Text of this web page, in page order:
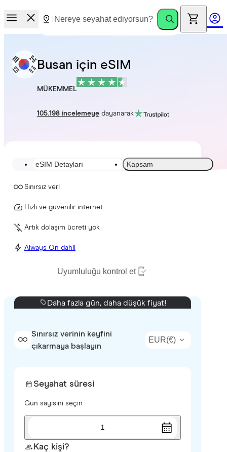
Busan için eSIM
MÜKEMMEL
105.198 incelemeyedayanarak
eSIM Detayları Kapsam
Sınırsız veri
Hızlı ve güvenilir internet
Artık dolaşım ücreti yok
Always On dahil
Uyumluluğu kontrol et
Daha fazla gün, daha düşük fiyat!
Sınırsız verinin keyfini
çıkarmaya başlayın
EUR(€)
Seyahat süresi
Gün sayısını seçin
1
Kaç kişi?